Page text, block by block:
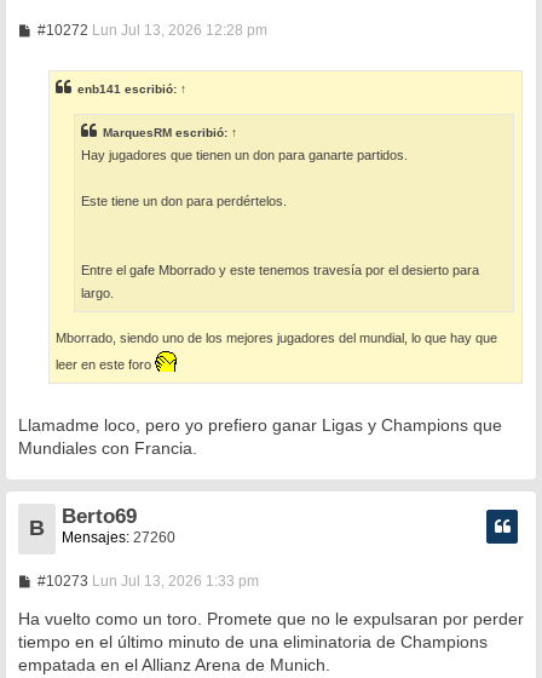
#10272M
a
j
e
Lun Jul 13, 2026 12:28 pm
enb141 escribió: ↑
MarquesRM escribió: ↑
Hay jugadores que tienen un don para ganarte partidos.
Este tiene un don para perdértelos.
Entre el gafe Mborrado y este tenemos travesía por el desierto para
largo.
Mborrado, siendo uno de los mejores jugadores del mundial, lo que hay que
leer en este foro
Llamadme loco, pero yo prefiero ganar Ligas y Champions que
Mundiales con Francia.
B
Berto69
Mensajes: 27260
#10273M
n
a
j
Lun Jul 13, 2026 1:33 pm
Ha vuelto como un toro. Promete que no le expulsaran por perder
tiempo en el último minuto de una eliminatoria de Champions
empatada en el Allianz Arena de Munich.